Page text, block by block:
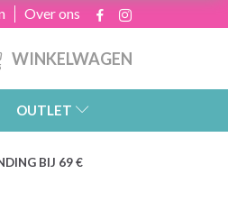
Over ons
WINKELWAGEN
OUTLET
BIJ 69 €